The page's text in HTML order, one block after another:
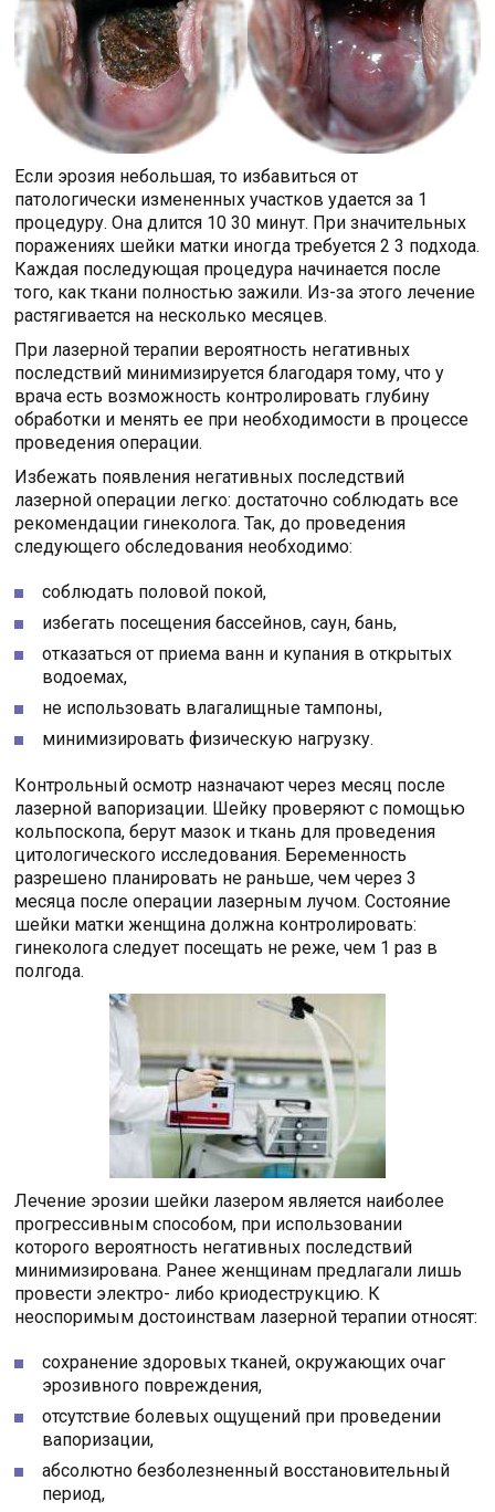
Если эрозия небольшая, то избавиться от
патологически измененных участков удается за 1
процедуру. Она длится 10 30 минут. При значительных
поражениях шейки матки иногда требуется 2 3 подхода.
Каждая последующая процедура начинается после
того, как ткани полностью зажили. Из-за этого лечение
растягивается на несколько месяцев.
При лазерной терапии вероятность негативных
последствий минимизируется благодаря тому, что у
врача есть возможность контролировать глубину
обработки и менять ее при необходимости в процессе
проведения операции.
Избежать появления негативных последствий
лазерной операции легко: достаточно соблюдать все
рекомендации гинеколога. Так, до проведения
следующего обследования необходимо:
соблюдать половой покой,
избегать посещения бассейнов, саун, бань,
отказаться от приема ванн и купания в открытых
водоемах,
не использовать влагалищные тампоны,
минимизировать физическую нагрузку.
Контрольный осмотр назначают через месяц после
лазерной вапоризации. Шейку проверяют с помощью
кольпоскопа, берут мазок и ткань для проведения
цитологического исследования. Беременность
разрешено планировать не раньше, чем через 3
месяца после операции лазерным лучом. Состояние
шейки матки женщина должна контролировать:
гинеколога следует посещать не реже, чем 1 раз в
полгода.
Лечение эрозии шейки лазером является наиболее
прогрессивным способом, при использовании
которого вероятность негативных последствий
минимизирована. Ранее женщинам предлагали лишь
провести электро- либо криодеструкцию. К
неоспоримым достоинствам лазерной терапии относят:
сохранение здоровых тканей, окружающих очаг
эрозивного повреждения,
отсутствие болевых ощущений при проведении
вапоризации,
абсолютно безболезненный восстановительный
период,